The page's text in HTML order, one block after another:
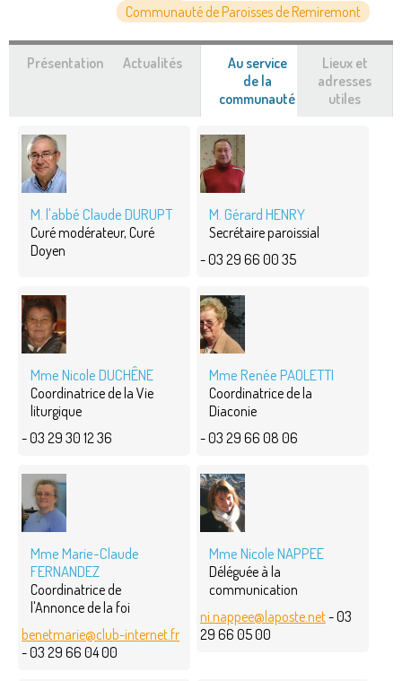
Communauté de Paroisses de Remiremont
Présentation Actualités
Au service
de la
communauté (onglet
Lieux et
adresses
utiles
M. l'abbé Claude DURUPT
Curé modérateur, Curé
Doyen
M. Gérard HENRY
Secrétaire paroissial
- 03 29 66 00 35
Mme Nicole DUCHÊNE
Coordinatrice de la Vie
liturgique
- 03 29 30 12 36
Mme Renée PAOLETTI
Coordinatrice de la
Diaconie
- 03 29 66 08 06
Mme Marie-Claude
FERNANDEZ
Coordinatrice de
l'Annonce de la foi
benetmarie@club-internet.fr
- 03 29 66 04 00
Mme Nicole NAPPEE
Déléguée à la
communication
ni.nappee@laposte.net- 03
29 66 05 00